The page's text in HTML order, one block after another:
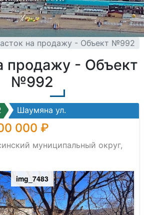
на продажу - Объект №992
продажу - Объект
№992
Шаумяна ул.
000 ₽
муниципальный округ,
img_7483